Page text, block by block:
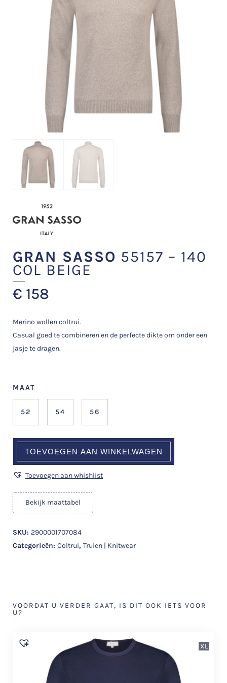
GRAN SASSO 55157 – 140
COL BEIGE
€ 158
Merino wollen coltrui.
Casual goed te combineren en de perfecte dikte om onder een
jasje te dragen.
MAAT
52 54 56
TOEVOEGEN AAN WINKELWAGEN
Toevoegen aan whishlist
Bekijk maattabel
SKU: 2900001707084
Categorieën: Coltrui, Truien | Knitwear
VOORDAT U VERDER GAAT, IS DIT OOK IETS VOOR
U?
XL